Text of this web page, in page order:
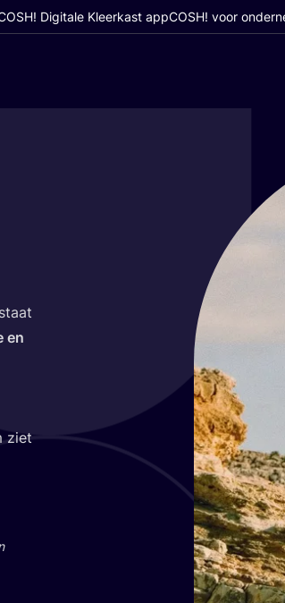
Digitale Kleerkast appCOSH! voor
en
ziet